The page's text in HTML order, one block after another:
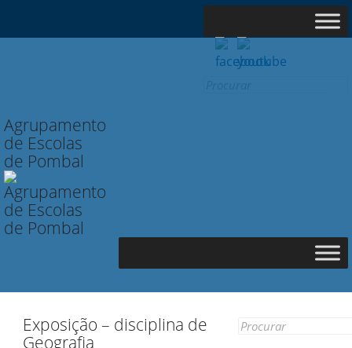
Agrupamento
de Escolas
de Pombal
Exposição – disciplina de
Geografia
Search